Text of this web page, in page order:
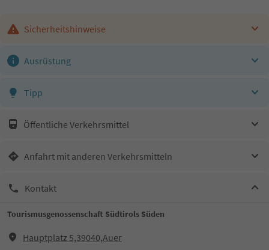
Sicherheitshinweise
Ausrüstung
Tipp
Öffentliche Verkehrsmittel
Anfahrt mit anderen Verkehrsmitteln
Kontakt
Tourismusgenossenschaft Südtirols Süden
Hauptplatz 5,39040,Auer